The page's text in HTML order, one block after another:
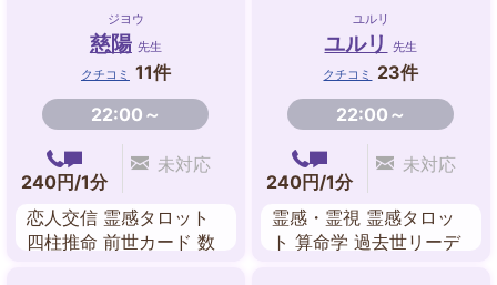
ジヨウ
慈陽 先生
クチコミ 11件
22:00～
240円/1分
未対応
恋人交信 霊感タロット
四柱推命 前世カード 数
ユルリ
ユルリ 先生
クチコミ
23件
22:00～
240円/1分
未対応
霊感・霊視 霊感タロッ
ト 算命学 過去世リーデ